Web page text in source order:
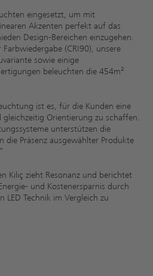
eingesetzt, um mit
Akzenten perfekt auf das
Design-Bereichen einzugehen.
(CRI90), unsere
sowie einige
beleuchten die 454m²
ist es, für die Kunden eine
Orientierung zu schaffen.
unterstützen die
die Präsenz ausgewählter Produkte
Kılıç zieht Resonanz und berichtet
und Kostenersparnis durch
LED Technik im Vergleich zu